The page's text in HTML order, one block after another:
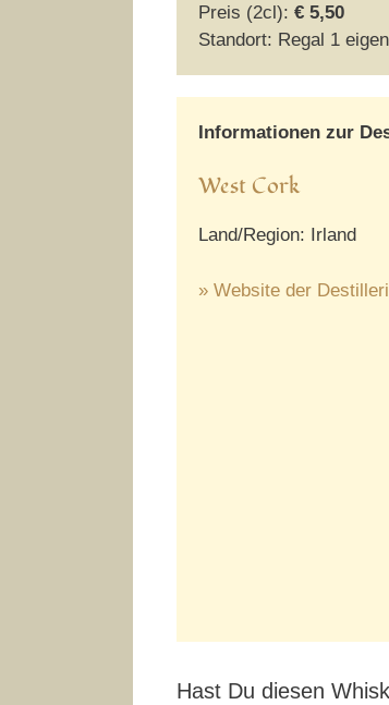
Preis (2cl): € 5,50
Standort: Regal 1
Informationen zur
West Cork
Land/Region: Irland
» Website der
Hast Du diesen